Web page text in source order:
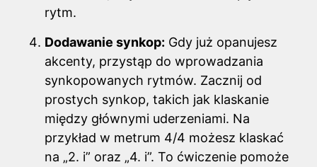
rytm.
Dodawanie synkop: Gdy już opanujesz
akcenty, przystąp do wprowadzania
synkopowanych rytmów. Zacznij od
prostych synkop, takich jak klaskanie
między głównymi uderzeniami. Na
przykład w metrum 4/4 możesz klaskać
na „2. i” oraz „4. i”. To ćwiczenie pomoże